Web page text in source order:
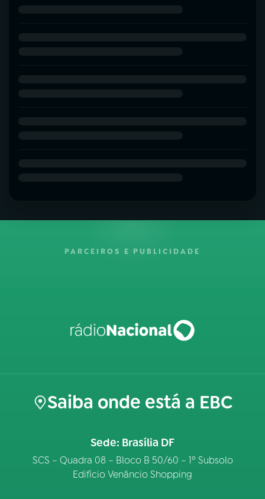
PARCEIROS E PUBLICIDADE
Saiba onde está a EBC
Sede: Brasília DF
SCS – Quadra 08 – Bloco B 50/60 – 1º Subsolo
Edifício Venâncio Shopping